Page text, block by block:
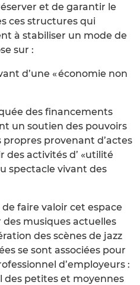
et de garantir le
ces structures qui
à stabiliser un mode de
sur :
d’une « économie non
des financements
un soutien des pouvoirs
provenant d’actes
des activités d’ «utilité
spectacle vivant des
faire valoir cet espace
musiques actuelles
des scènes de jazz
se sont associées pour
d’employeurs :
des petites et moyennes